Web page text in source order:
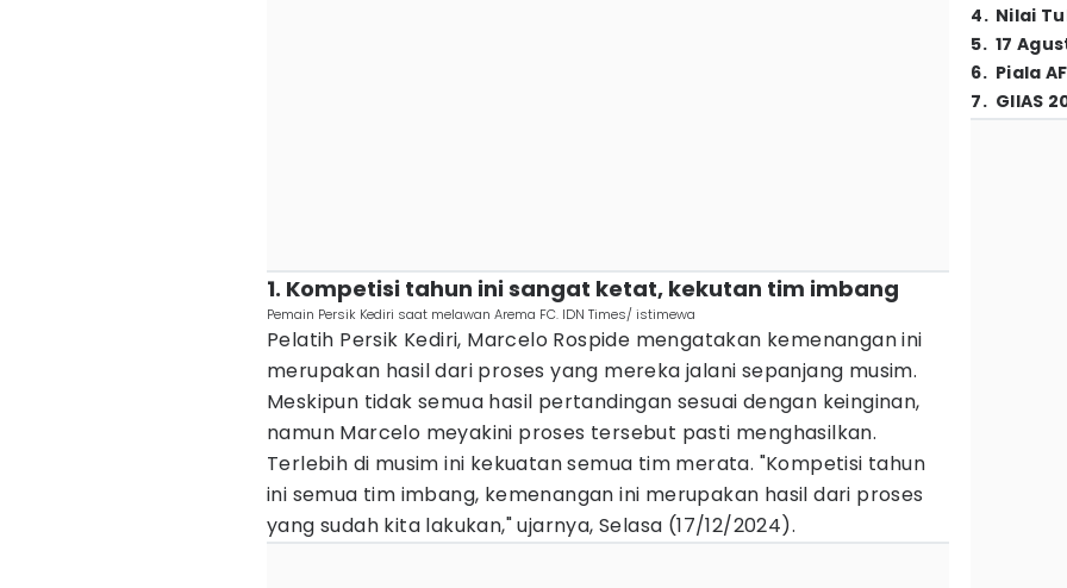
1. Kompetisi tahun ini sangat ketat, kekutan tim imbang
Pemain Persik Kediri saat melawan Arema FC. IDN Times/ istimewa
Pelatih Persik Kediri, Marcelo Rospide mengatakan kemenangan ini
merupakan hasil dari proses yang mereka jalani sepanjang musim.
Meskipun tidak semua hasil pertandingan sesuai dengan keinginan,
namun Marcelo meyakini proses tersebut pasti menghasilkan.
Terlebih di musim ini kekuatan semua tim merata. "Kompetisi tahun
ini semua tim imbang, kemenangan ini merupakan hasil dari proses
yang sudah kita lakukan," ujarnya, Selasa (17/12/2024).
4. Nilai
5. 17
6. Piala
7. GIIAS